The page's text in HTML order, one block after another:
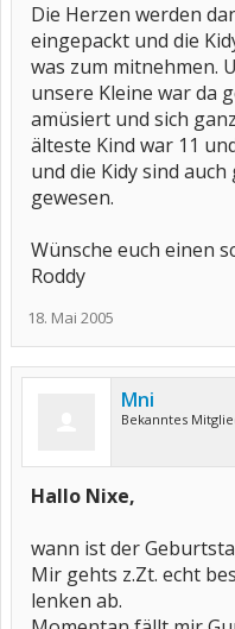
Die Herzen werden
eingepackt und die
was zum mitnehmen.
unsere Kleine war da
amüsiert und sich
älteste Kind war 11
und die Kidy sind
gewesen.
Wünsche euch einen
Roddy
18. Mai 2005
Mni
Bekanntes
Hallo Nixe,
wann ist der
Mir gehts z.Zt. echt
lenken ab.